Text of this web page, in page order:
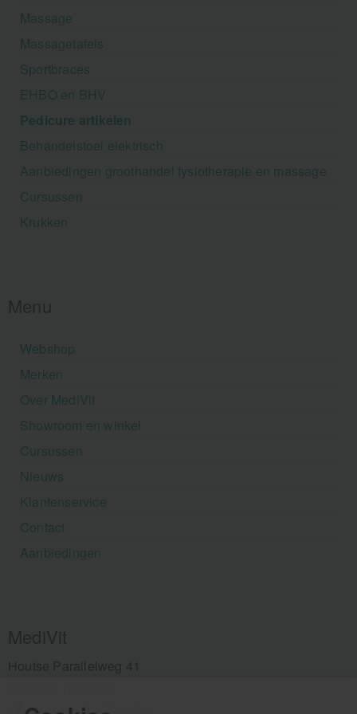
Massage
Massagetafels
Sportbraces
EHBO en BHV
Pedicure artikelen
Behandelstoel elektrisch
Aanbiedingen groothandel fysiotherapie en massage
Cursussen
Krukken
Webshop
Merken
Over MediVit
Showroom en winkel
Cursussen
Nieuws
Klantenservice
Contact
Aanbiedingen
+31 (0)492 - 792 482